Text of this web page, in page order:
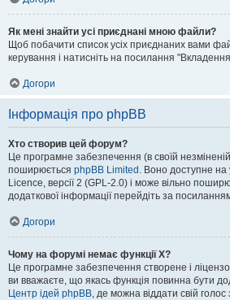
Як мені знайти усі приєднані мною файли?
Щоб побачити список усіх приєднаних вами
керування і натисніть на посилання
Догори
Інформація про phpBB
Хто створив цей форум?
Це програмне забезпечення (в своїй
поширюється phpBB Limited . Воно доступне
Licence, версії 2 (GPL-2.0) і може вільно
додаткової інформації перейдіть за
Догори
Чому на форумі немає функції X?
Це програмне забезпечення створене і
ви вважаєте, що якась функція повинна бути
Центр ідей phpBB, де можна віддати свій голос